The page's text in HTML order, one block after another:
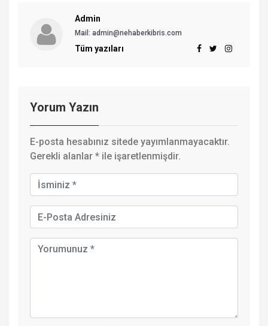
Admin
Mail: admin@nehaberkibris.com
Tüm yazıları
Yorum Yazın
E-posta hesabınız sitede yayımlanmayacaktır.
Gerekli alanlar * ile işaretlenmişdir.